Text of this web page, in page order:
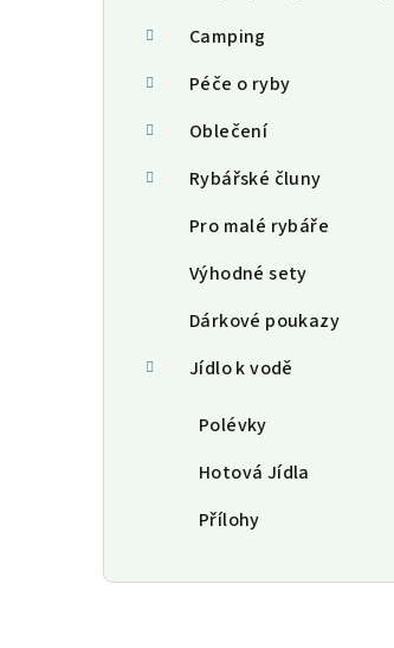
Camping
Péče o ryby
Oblečení
Rybářské čluny
Pro malé rybáře
Výhodné sety
Dárkové poukazy
Jídlo k vodě
Polévky
Hotová Jídla
Přílohy